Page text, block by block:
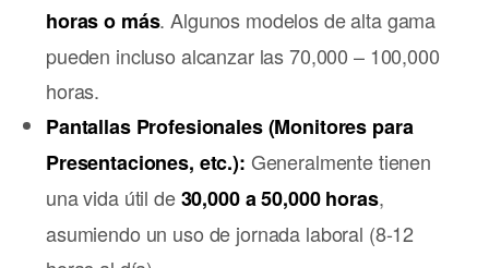
horas o más. Algunos modelos de alta gama
pueden incluso alcanzar las 70,000 – 100,000
horas.
Pantallas Profesionales (Monitores para
Presentaciones, etc.): Generalmente tienen
una vida útil de30,000 a 50,000 horas,
asumiendo un uso de jornada laboral (8-12